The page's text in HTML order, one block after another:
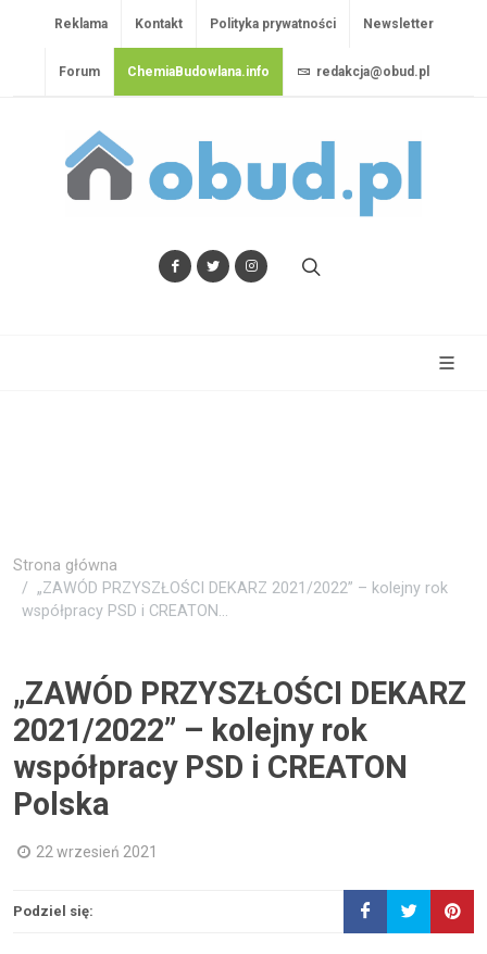
Reklama Kontakt Polityka prywatności Newsletter
Forum ChemiaBudowlana.info redakcja@obud.pl
Strona główna
„ZAWÓD PRZYSZŁOŚCI DEKARZ 2021/2022” – kolejny rok
współpracy PSD i CREATON...
„ZAWÓD PRZYSZŁOŚCI DEKARZ
2021/2022” – kolejny rok
współpracy PSD i CREATON
Polska
22 wrzesień 2021
Podziel się: